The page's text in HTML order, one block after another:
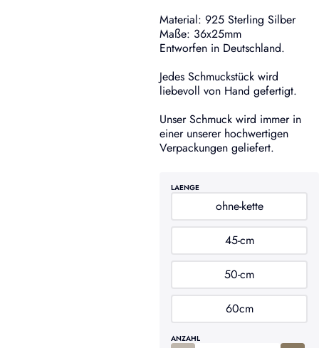
Material: 925 Sterling Silber
Maße: 36x25mm
Entworfen in Deutschland.
Jedes Schmuckstück wird
liebevoll von Hand gefertigt.
Unser Schmuck wird immer in
einer unserer hochwertigen
Verpackungen geliefert.
LAENGE
ohne-kette
45-cm
50-cm
60cm
ANZAHL